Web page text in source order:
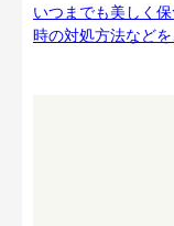
いつまでも美しく
時の対処方法などを